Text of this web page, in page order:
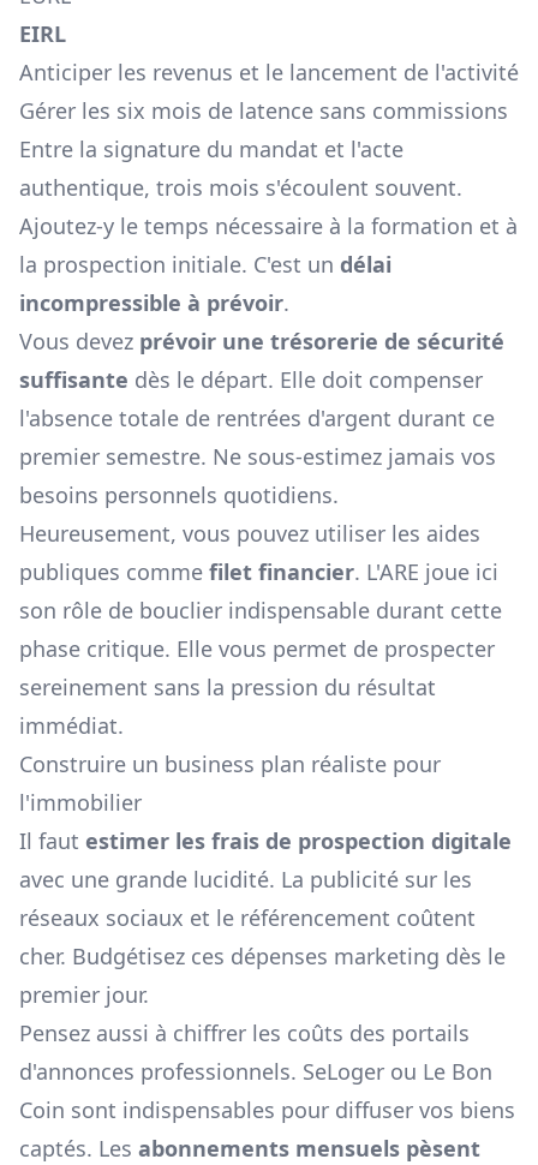
EIRL
Anticiper les revenus et le lancement de l'activité
Gérer les six mois de latence sans commissions
Entre la signature du mandat et l'acte
authentique, trois mois s'écoulent souvent.
Ajoutez-y le temps nécessaire à la formation et à
la prospection initiale. C'est un délai
incompressible à prévoir.
Vous devez prévoir une trésorerie de sécurité
suffisante dès le départ. Elle doit compenser
l'absence totale de rentrées d'argent durant ce
premier semestre. Ne sous-estimez jamais vos
besoins personnels quotidiens.
Heureusement, vous pouvez utiliser les aides
publiques comme filet financier. L'ARE joue ici
son rôle de bouclier indispensable durant cette
phase critique. Elle vous permet de prospecter
sereinement sans la pression du résultat
immédiat.
Construire un business plan réaliste pour
l'immobilier
Il faut estimer les frais de prospection digitale
avec une grande lucidité. La publicité sur les
réseaux sociaux et le référencement coûtent
cher. Budgétisez ces dépenses marketing dès le
premier jour.
Pensez aussi à chiffrer les coûts des portails
d'annonces professionnels. SeLoger ou Le Bon
Coin sont indispensables pour diffuser vos biens
captés. Les abonnements mensuels pèsent